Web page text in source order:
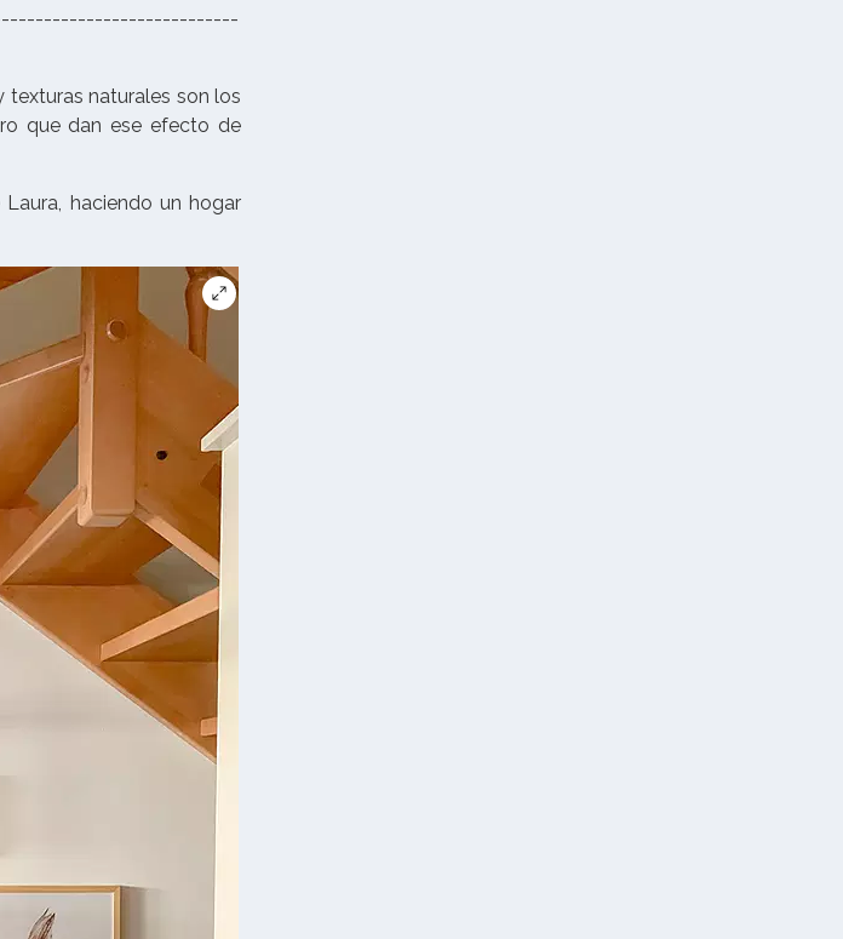
texturas naturales son los
que dan ese efecto de
haciendo un hogar